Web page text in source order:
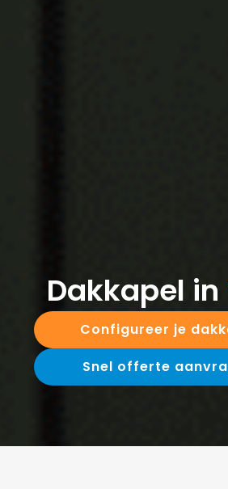
Dakkapel in
Configureer je
Snel offerte